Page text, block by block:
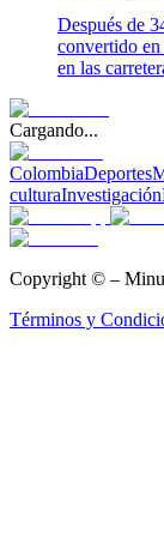
Después de
convertido
en las
Cargando...
ColombiaDeportes
culturaInvestigación
Copyright © –
Términos y